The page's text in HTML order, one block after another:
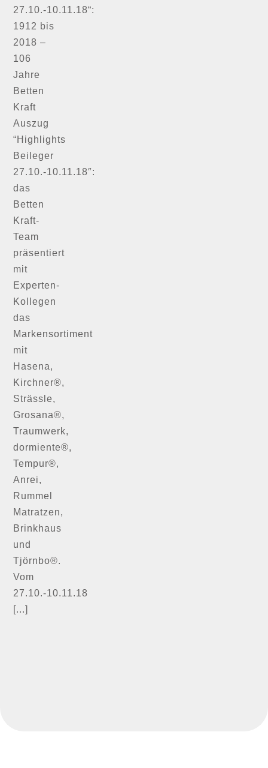
27.10.-10.11.18“:
1912 bis
2018 –
106
Jahre
Betten
Kraft
Auszug
“Highlights
Beileger
27.10.-10.11.18″:
das
Betten
Kraft-
Team
präsentiert
mit
Experten-
Kollegen
das
Markensortiment
mit
Hasena,
Kirchner®,
Strässle,
Grosana®,
Traumwerk,
dormiente®,
Tempur®,
Anrei,
Rummel
Matratzen,
Brinkhaus
und
Tjörnbo®.
Vom
27.10.-10.11.18
[...]